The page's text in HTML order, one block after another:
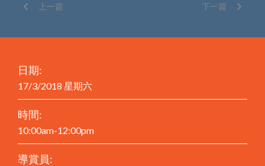
下一篇
上一篇
日期:
17/3/2018 星期六
時間:
10:00am-12:00pm
導賞員: